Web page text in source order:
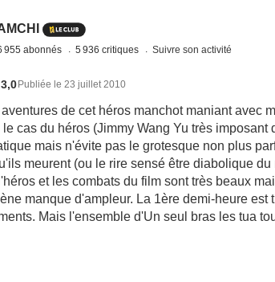
955 abonnés 5 936 critiques Suivre son activité
3,0 Publiée le 23 juillet 2010
de cet héros manchot maniant avec
le cas du héros (Jimmy Wang Yu très imposant
mais n'évite pas le grotesque non plus
meurent (ou le rire sensé être diabolique du
et les combats du film sont très beaux
manque d'ampleur. La 1ère demi-heure est
Mais l'ensemble d'Un seul bras les tua